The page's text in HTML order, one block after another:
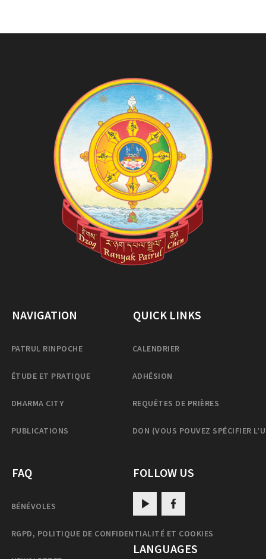
NAVIGATION
PATRUL RINPOCHE
ÉTUDE ET PRATIQUE
DHARMA CITY
PUBLICATIONS
QUICK LINKS
CALENDRIER
ADHÉSION
REQUÊTES DE PRIÈRES
DON (VOUS POUVEZ SPÉCIFIER
FAQ
BÉNÉVOLES
RGPD, POLITIQUE DE CONFIDENTIALITÉ ET COOKIES
FOLLOW US
LANGUAGES